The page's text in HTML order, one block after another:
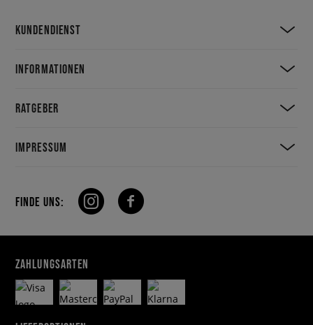
KUNDENDIENST
INFORMATIONEN
RATGEBER
IMPRESSUM
FINDE UNS:
ZAHLUNGSARTEN